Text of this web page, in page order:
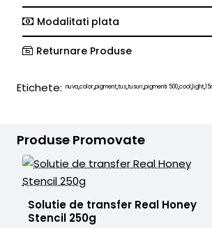
Modalitati plata
Returnare Produse
Etichete: nuva,color,pigment,tus,tusuri,pigmenti 500,cool,light,
Produse Promovate
Solutie de transfer Real Honey
Stencil 250g